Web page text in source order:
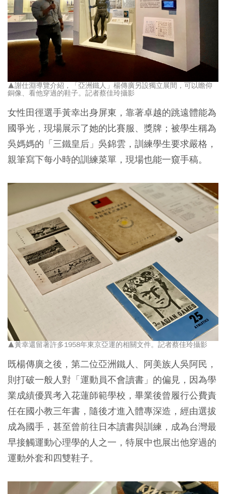
▲謝仕淵導覽介紹，「亞洲鐵人」楊傳廣另設獨立展間，可以瞻仰
銅像、看他穿過的鞋子。記者蔡佳玲攝影
女性田徑選手黃幸出身屏東，靠著卓越的跳遠體能為
國爭光，現場展示了她的比賽服、獎牌；被學生稱為
吳媽媽的「三鐵皇后」吳錦雲，訓練學生要求嚴格，
親筆寫下每小時的訓練菜單，現場也能一窺手稿。
▲黃幸還留著許多1958年東京亞運的相關文件。記者蔡佳玲攝影
既楊傳廣之後，第二位亞洲鐵人、阿美族人吳阿民，
則打破一般人對「運動員不會讀書」的偏見，因為學
業成績優異考入花蓮師範學校，畢業後曾履行公費責
任在國小教三年書，隨後才進入體專深造，經由選拔
成為國手，甚至曾前往日本讀書與訓練，成為台灣最
早接觸運動心理學的人之一，特展中也展出他穿過的
運動外套和四雙鞋子。